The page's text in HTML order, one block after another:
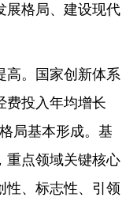
展格局、建设现代
。国家创新体系
费投入年均增长
局基本形成。基
重点领域关键核心
性、标志性、引领